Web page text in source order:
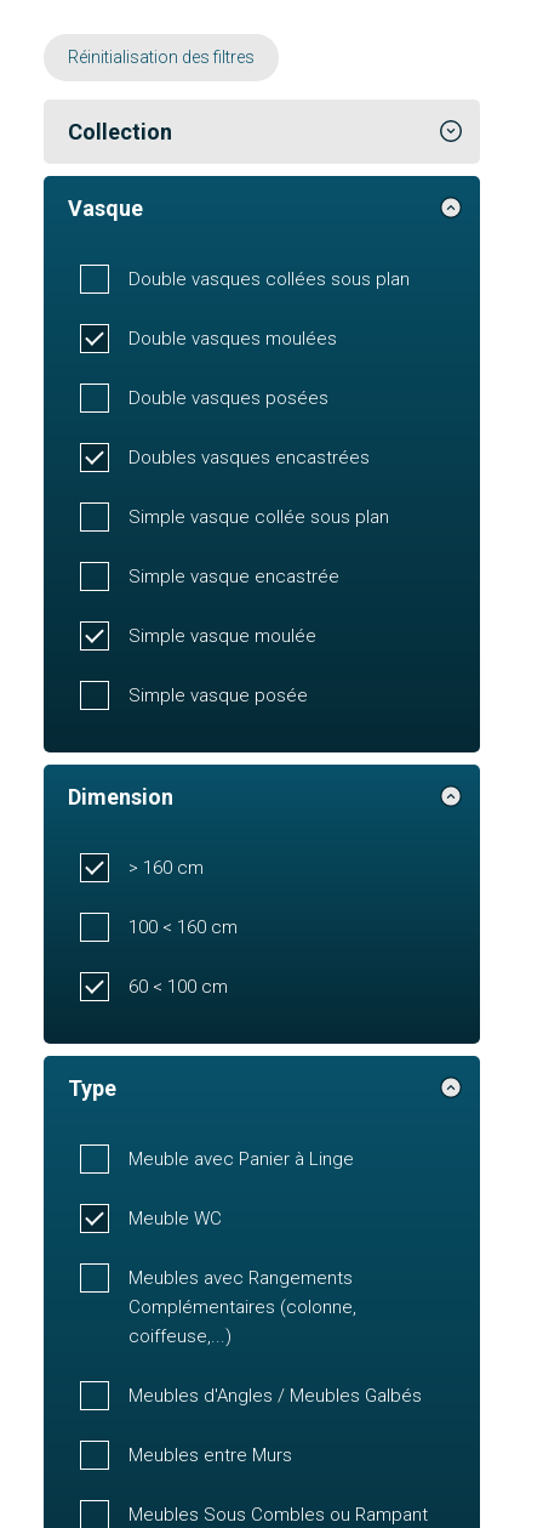
Réinitialisation des filtres
Collection
Vasque
Double vasques collées sous plan
Double vasques moulées
Double vasques posées
Doubles vasques encastrées
Simple vasque collée sous plan
Simple vasque encastrée
Simple vasque moulée
Simple vasque posée
Dimension
> 160 cm
100 < 160 cm
60 < 100 cm
Type
Meuble avec Panier à Linge
Meuble WC
Meubles avec Rangements
Complémentaires (colonne,
coiffeuse,...)
Meubles d'Angles / Meubles Galbés
Meubles entre Murs
Meubles Sous Combles ou Rampant